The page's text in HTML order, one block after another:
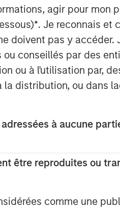
agir pour mon
*. Je reconnais et
doivent pas y accéder.
conseillés par des
ou à l'utilisation par,
distribution, ou dans
à aucune
être reproduites ou
comme une